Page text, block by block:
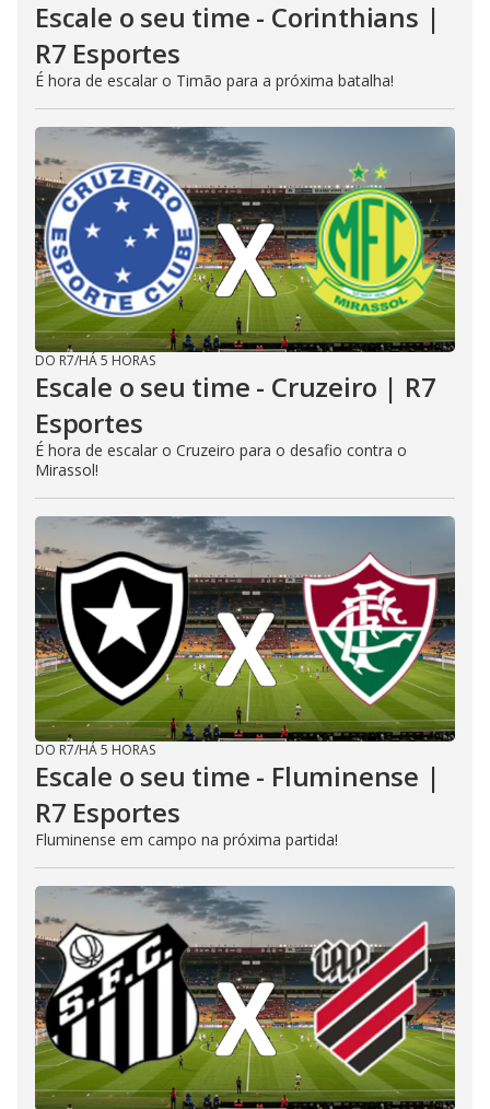
Escale o seu time - Corinthians |
R7 Esportes
É hora de escalar o Timão para a próxima batalha!
DO R7/HÁ 5 HORAS
Escale o seu time - Cruzeiro | R7
Esportes
É hora de escalar o Cruzeiro para o desafio contra o
Mirassol!
DO R7/HÁ 5 HORAS
Escale o seu time - Fluminense |
R7 Esportes
Fluminense em campo na próxima partida!